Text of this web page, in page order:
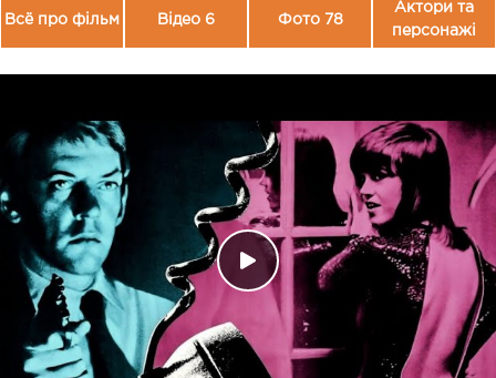
Всё про фільм Відео 6 Фото 78
Актори та
персонажі